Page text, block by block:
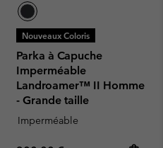
Nouveaux Coloris
Parka à Capuche
Imperméable
Landroamer™ II Homme
- Grande taille
Imperméable